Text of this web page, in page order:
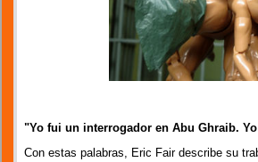
"Yo fui un interrogador en Abu Ghraib.
Con estas palabras, Eric Fair describe su